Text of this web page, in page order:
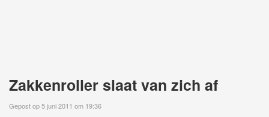
Zakkenroller slaat van zich af
Gepost op 5 juni 2011 om 19:36